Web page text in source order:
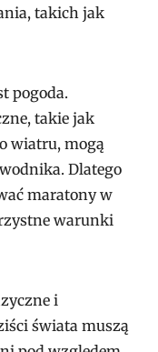
takich jak
pogoda.
takie jak
wiatru, mogą
Dlatego
maratony w
warunki
i
świata muszą